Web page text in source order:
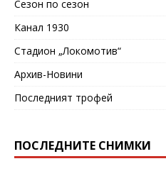
Сезон по сезон
Канал 1930
Стадион „Локомотив“
Архив-Новини
Последният трофей
ПОСЛЕДНИТЕ СНИМКИ